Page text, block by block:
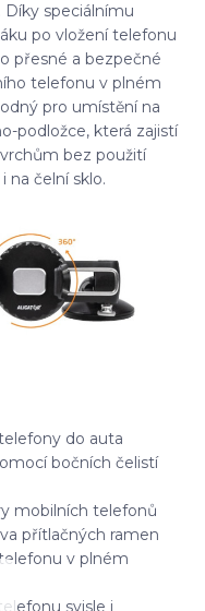
speciálnímu
po vložení telefonu
přesné a bezpečné
telefonu v plném
pro umístění na
podložce, která zajistí
bez použití
na čelní sklo.
do auta
bočních čelistí
mobilních telefonů
přítlačných ramen
v plném
svisle i